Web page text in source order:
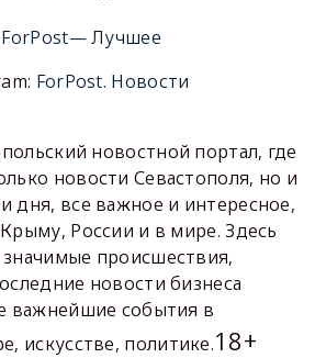
ForPost— Лучшее
ForPost. Новости
новостной портал, где
новости Севастополя, но и
дня, все важное и интересное,
России и в мире. Здесь
происшествия,
новости бизнеса
важнейшие события в
искусстве, политике.18+